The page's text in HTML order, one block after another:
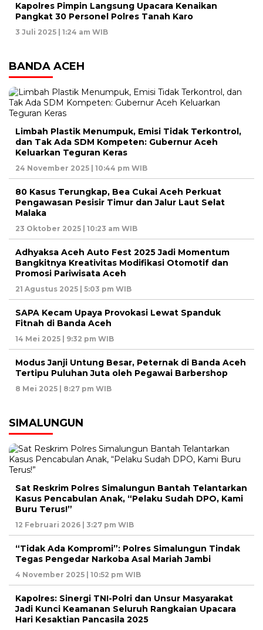
Kapolres Pimpin Langsung Upacara Kenaikan
Pangkat 30 Personel Polres Tanah Karo
3 Juli 2025 | 1:24 am WIB
BANDA ACEH
Limbah Plastik Menumpuk, Emisi Tidak Terkontrol,
dan Tak Ada SDM Kompeten: Gubernur Aceh
Keluarkan Teguran Keras
24 November 2025 | 10:44 pm WIB
80 Kasus Terungkap, Bea Cukai Aceh Perkuat
Pengawasan Pesisir Timur dan Jalur Laut Selat
Malaka
23 Oktober 2025 | 10:23 am WIB
Adhyaksa Aceh Auto Fest 2025 Jadi Momentum
Bangkitnya Kreativitas Modifikasi Otomotif dan
Promosi Pariwisata Aceh
21 Agustus 2025 | 5:03 pm WIB
SAPA Kecam Upaya Provokasi Lewat Spanduk
Fitnah di Banda Aceh
14 Mei 2025 | 9:32 pm WIB
Modus Janji Untung Besar, Peternak di Banda Aceh
Tertipu Puluhan Juta oleh Pegawai Barbershop
8 Mei 2025 | 8:27 pm WIB
SIMALUNGUN
Sat Reskrim Polres Simalungun Bantah Telantarkan
Kasus Pencabulan Anak, “Pelaku Sudah DPO, Kami
Buru Terus!”
12 Februari 2026 | 3:27 pm WIB
“Tidak Ada Kompromi”: Polres Simalungun Tindak
Tegas Pengedar Narkoba Asal Mariah Jambi
4 November 2025 | 10:52 pm WIB
Kapolres: Sinergi TNI-Polri dan Unsur Masyarakat
Jadi Kunci Keamanan Seluruh Rangkaian Upacara
Hari Kesaktian Pancasila 2025